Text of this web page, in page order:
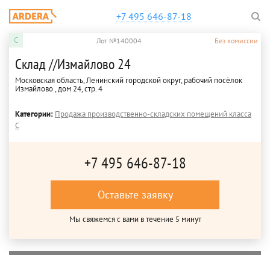
+7 495 646-87-18
C Лот №140004 Без комиссии
Склад //Измайлово 24
Московская область, Ленинский городской округ, рабочий посёлок
Измайлово , дом 24, стр. 4
Категории: Продажа производственно-складских помещений класса
C
+7 495 646-87-18
Оставьте заявку
Мы свяжемся с вами в течение 5 минут